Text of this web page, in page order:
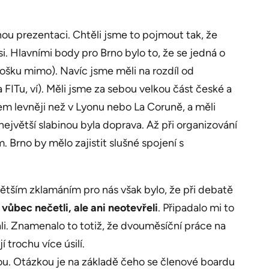
prezentaci. Chtěli jsme to pojmout tak, že
Hlavními body pro Brno bylo to, že se jedná o
mimo). Navíc jsme měli na rozdíl od
ví). Měli jsme za sebou velkou část české a
levněji než v Lyonu nebo La Coruně, a měli
slabinou byla doprava. Až při organizování
Brno by mělo zajistit slušné spojení s
zklamáním pro nás však bylo, že při debatě
nečetli, ale ani neotevřeli. Připadalo mi to
Znamenalo to totiž, že dvouměsíční práce na
trochu více úsilí.
Otázkou je na základě čeho se členové boardu